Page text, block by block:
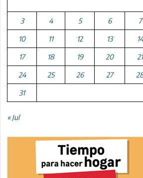
3 4 5 6 7
10 11 12 13 14
17 18 19 20 21
24 25 26 27
31
« Jul